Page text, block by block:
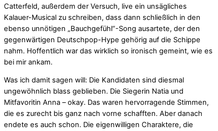
Catterfeld, außerdem der Versuch, live ein unsägliches
Kalauer-Musical zu schreiben, dass dann schließlich in den
ebenso unnötigen „Bauchgefühl“-Song ausartete, der den
gegenwärtigen Deutschpop-Hype gehörig auf die Schippe
nahm. Hoffentlich war das wirklich so ironisch gemeint, wie es
bei mir ankam.
Was ich damit sagen will: Die Kandidaten sind diesmal
ungewöhnlich blass geblieben. Die Siegerin Natia und
Mitfavoritin Anna – okay. Das waren hervorragende Stimmen,
die es zurecht bis ganz nach vorne schafften. Aber danach
endete es auch schon. Die eigenwilligen Charaktere, die